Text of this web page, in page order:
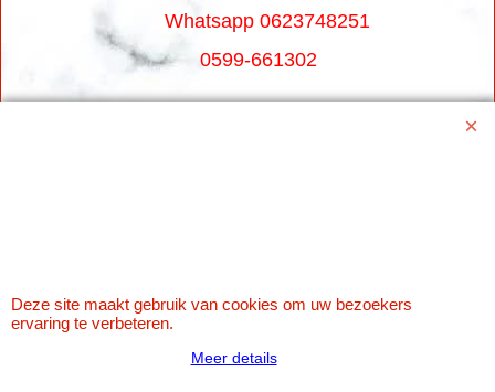
Whatsapp 0623748251
0599-661302
Deze site maakt gebruik van cookies om uw bezoekers
ervaring te verbeteren.
Meer details